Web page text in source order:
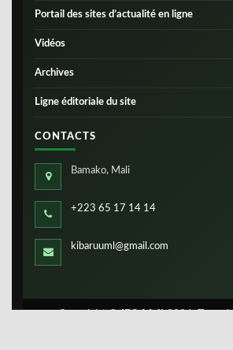
Portail des sites d’actualité en ligne
Vidéos
Archives
Ligne éditoriale du site
CONTACTS
Bamako, Mali
+223 65 17 14 14
kibaruuml@gmail.com